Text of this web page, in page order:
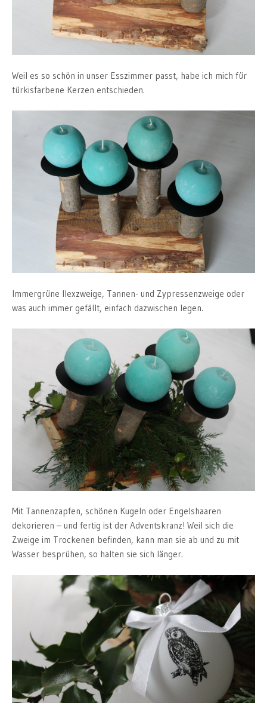
Weil es so schön in unser Esszimmer passt, habe ich mich für
türkisfarbene Kerzen entschieden.
Immergrüne Ilexzweige, Tannen- und Zypressenzweige oder
was auch immer gefällt, einfach dazwischen legen.
Mit Tannenzapfen, schönen Kugeln oder Engelshaaren
dekorieren – und fertig ist der Adventskranz! Weil sich die
Zweige im Trockenen befinden, kann man sie ab und zu mit
Wasser besprühen, so halten sie sich länger.